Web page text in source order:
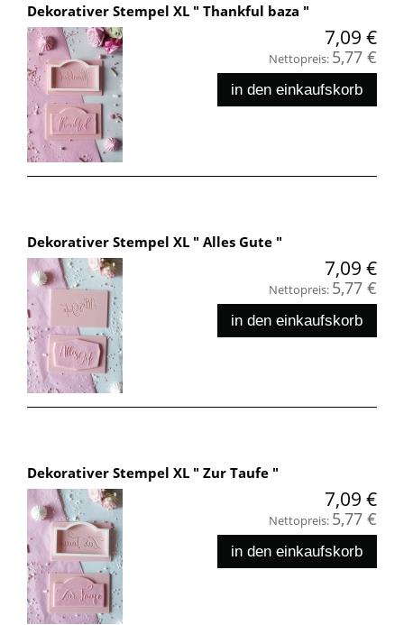
Dekorativer Stempel XL " Thankful baza "
7,09 €
Nettopreis: 5,77 €
in den einkaufskorb
Dekorativer Stempel XL " Alles Gute "
7,09 €
Nettopreis: 5,77 €
in den einkaufskorb
Dekorativer Stempel XL " Zur Taufe "
7,09 €
Nettopreis: 5,77 €
in den einkaufskorb